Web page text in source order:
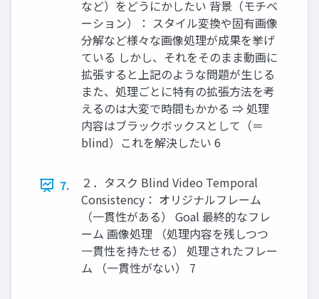
など）をどうにかしたい 背景（モチベ
ーション）： スタイル変換や固有画像
分解など様々な画像処理が成果を挙げ
ている しかし、それをそのまま動画に
拡張すると上記のような問題が生じる
また、処理ごとに特有の拡張方法を考
えるのは大変で時間もかかる ⇒ 処理
内容はブラックボックスとして（＝
blind）これを解決したい 6
7.
２．タスク Blind Video Temporal
Consistency： オリジナルフレーム
（一貫性がある） Goal 最終的なフレ
ーム 画像処理 （処理内容を残しつつ
一貫性を持たせる） 処理されたフレー
ム （一貫性がない） 7